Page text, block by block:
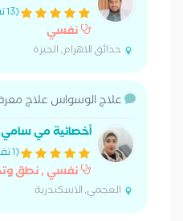
(13 تقييم)
نفسي
حدائق الاهرام, الجيزة
علاج الوسواس علاج
أخصائية مي سامي
(1 تقييم)
نفسي , نطق
العجمي, الاسكندرية